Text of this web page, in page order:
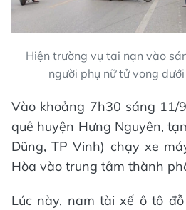
Hiện trường vụ tai nạn vào
người phụ nữ tử vong
Vào khoảng 7h30 sáng 11/
quê huyện Hưng Nguyên,
Dũng, TP Vinh) chạy xe
Hòa vào trung tâm thành
Lúc này, nam tài xế ô tô